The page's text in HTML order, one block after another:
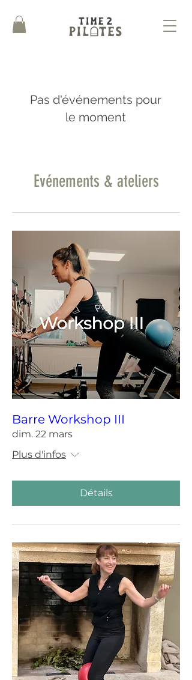
Pas d'événements pour
le moment
Evénements & ateliers
Barre Workshop III
dim. 22 mars
Plus d'infos
Détails